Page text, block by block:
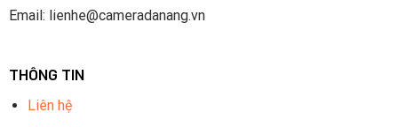
Email: lienhe@cameradanang.vn
THÔNG TIN
Liên hệ